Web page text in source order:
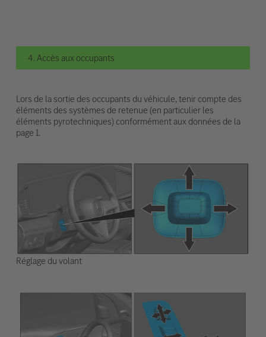
4. Accès aux occupants
Lors de la sortie des occupants du véhicule, tenir compte des
éléments des systèmes de retenue (en particulier les
éléments pyrotechniques) conformément aux données de la
page 1.
Réglage du volant